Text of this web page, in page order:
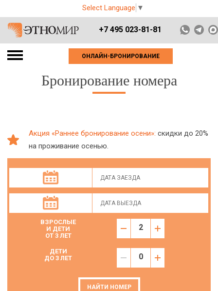
Select Language ▼
+7 495 023-81-81
ОНЛАЙН-БРОНИРОВАНИЕ
Бронирование номера
Акция «Раннее бронирование осени»: скидки до 20%
на проживание осенью.
ВЗРОСЛЫЕ
И ДЕТИ
ОТ 3 ЛЕТ
ДЕТИ
ДО 3 ЛЕТ
НАЙТИ НОМЕР